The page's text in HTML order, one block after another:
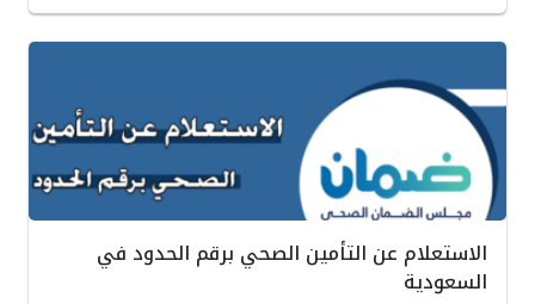
الاستعلام عن التأمين الصحي برقم الحدود في
السعودية